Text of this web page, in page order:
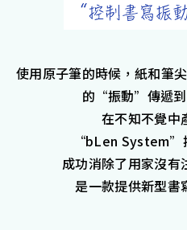
使用原子筆的時候，紙和筆
的“振動”傳遞到
在不知不覺中
“bLen System”
成功消除了用家沒有
是一款提供新型書